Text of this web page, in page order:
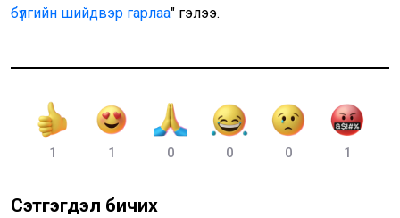
бүлгийн шийдвэр гарлаа" гэлээ.
1 1 0 0 0 1
Сэтгэгдэл бичих